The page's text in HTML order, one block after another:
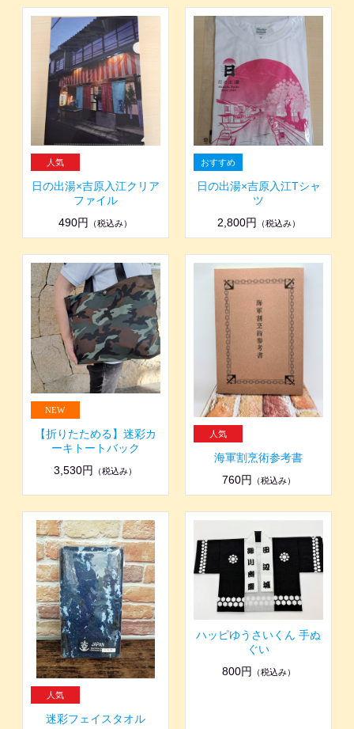
日の出湯×吉原入江クリア
ファイル
490円
（税込み）
日の出湯×吉原入江Tシャ
ツ
2,800円
（税込み）
【折りたためる】迷彩カ
ーキトートバック
3,530円
（税込み）
海軍割烹術参考書
760円
（税込み）
迷彩フェイスタオル
ハッピゆうさいくん 手ぬ
ぐい
800円
（税込み）